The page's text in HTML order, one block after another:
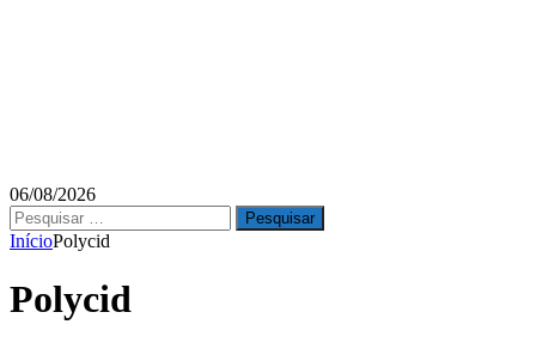
06/08/2026
Pesquisar
por:
InícioPolycid
Polycid